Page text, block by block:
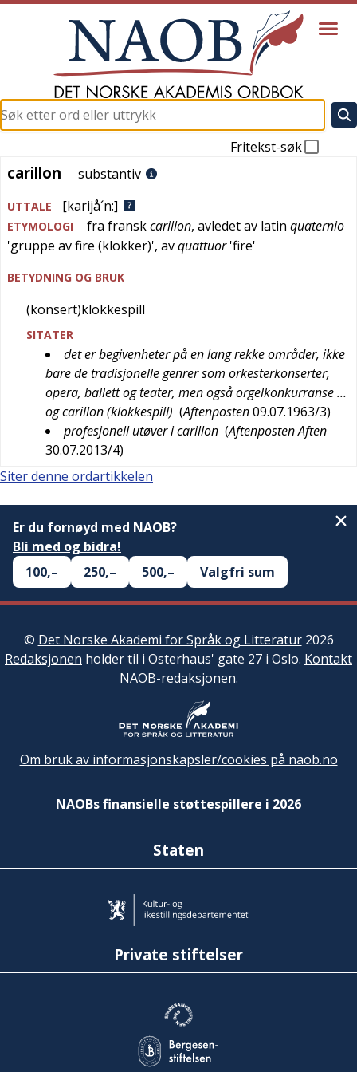
Fritekst-søk
carillon
carillon substantiv
UTTALE [karijå´n:]
ETYMOLOGI fra franskcarillon, avledet av latin quaternio
'gruppe av fire (klokker)', avquattuor'fire'
BETYDNING OG BRUK
(konsert)klokkespill
SITATER
det er begivenheter på en lang rekke områder, ikke
bare de tradisjonelle genrer som orkesterkonserter,
opera, ballett og teater, men også orgelkonkurranse …
og carillon (klokkespill) (Aftenposten09.07.1963/3)
profesjonell utøver i carillon (Aftenposten Aften
30.07.2013/4)
Siter denne ordartikkelen
Er du fornøyd med NAOB?
Bli med og bidra!
100,–
250,– 500,– Valgfri sum
© Det Norske Akademi for Språk og Litteratur2026
Redaksjonen holder til i Osterhaus' gate 27 i Oslo. Kontakt
NAOB-redaksjonen.
Om bruk av informasjonskapsler/cookies på naob.no
NAOBs finansielle støttespillere i 2026
Staten
Private stiftelser